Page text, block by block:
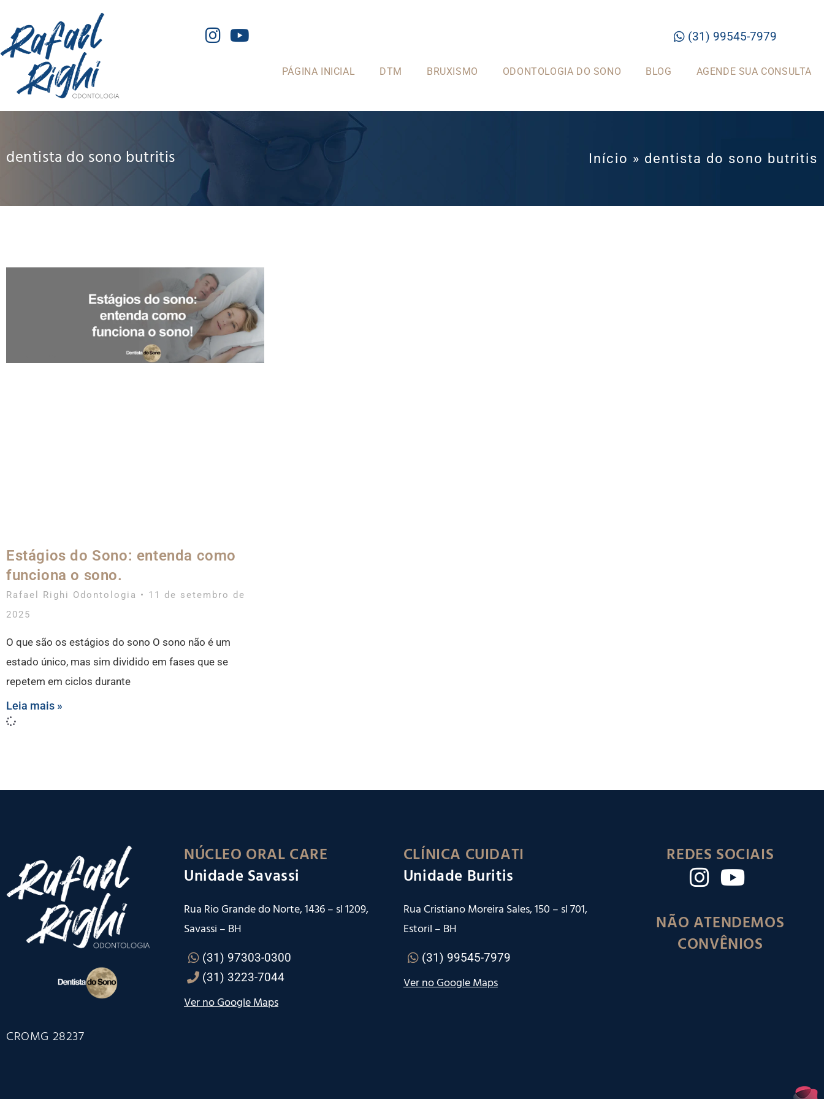
(31) 99545-7979
PÁGINA INICIAL DTM BRUXISMO ODONTOLOGIA DO SONO BLOG AGENDE SUA CONSULTA
dentista do sono butritis Início » dentista do sono butritis
Estágios do Sono: entenda como
funciona o sono.
Rafael Righi Odontologia
11 de setembro de
2025
O que são os estágios do sono O sono não é um
estado único, mas sim dividido em fases que se
repetem em ciclos durante
Leia mais »
CROMG 28237
NÚCLEO ORAL CARE
Unidade Savassi
Rua Rio Grande do Norte, 1436 – sl 1209,
Savassi – BH
(31) 97303-0300
(31) 3223-7044
Ver no Google Maps
CLÍNICA CUIDATI
Unidade Buritis
Rua Cristiano Moreira Sales, 150 – sl 701,
Estoril – BH
(31) 99545-7979
Ver no Google Maps
REDES SOCIAIS
NÃO ATENDEMOS
CONVÊNIOS